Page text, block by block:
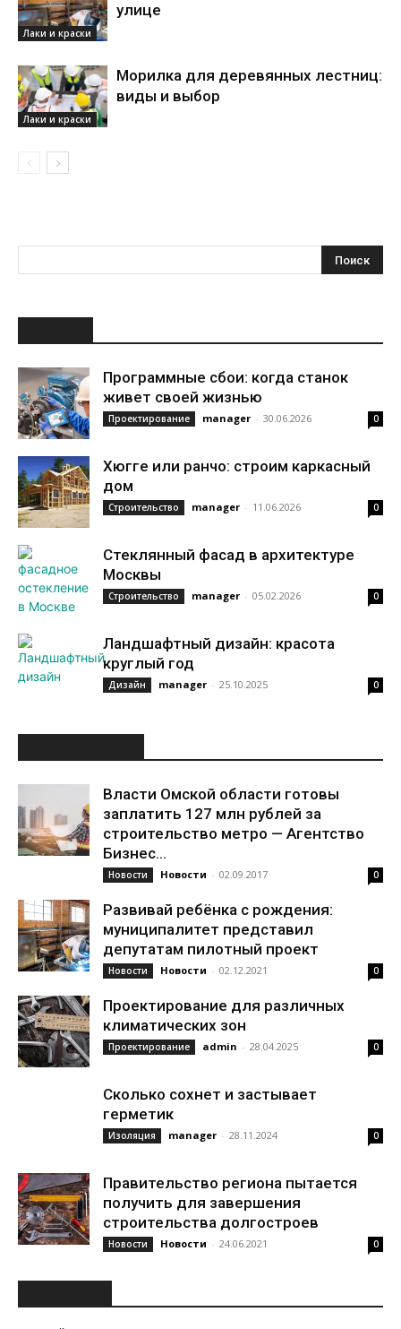
Лаки и краски
улице
Лаки и краски
Морилка для деревянных лестниц:
виды и выбор
Программные сбои: когда станок
живет своей жизнью
Проектирование manager - 30.06.2026 0
Хюгге или ранчо: строим каркасный
дом
Строительство manager - 11.06.2026 0
Стеклянный фасад в архитектуре
Москвы
Строительство manager - 05.02.2026 0
Ландшафтный дизайн: красота
круглый год
Дизайн manager - 25.10.2025 0
Власти Омской области готовы
заплатить 127 млн рублей за
строительство метро — Агентство
Бизнес...
Новости Новости - 02.09.2017 0
Развивай ребёнка с рождения:
муниципалитет представил
депутатам пилотный проект
Новости Новости - 02.12.2021 0
Проектирование для различных
климатических зон
Проектирование admin - 28.04.2025 0
Сколько сохнет и застывает
герметик
Изоляция manager - 28.11.2024 0
Правительство региона пытается
получить для завершения
строительства долгостроев
Новости Новости - 24.06.2021 0